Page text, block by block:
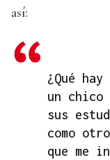
así:
¿Qué
un chico
sus
como
que me